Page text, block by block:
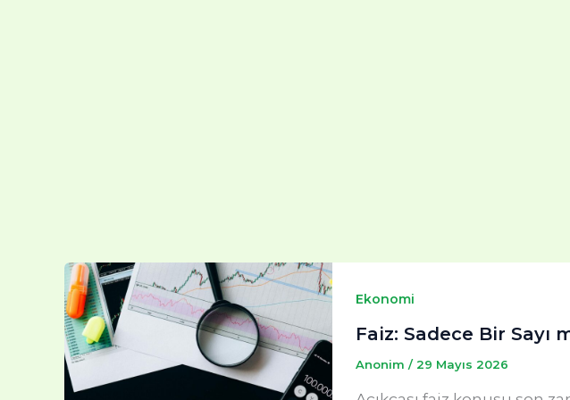
Ekonomi
Faiz: Sadece Bir Sayı
Anonim / 29 Mayıs 2026